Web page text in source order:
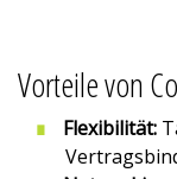
Vorteile von
Flexibilität: